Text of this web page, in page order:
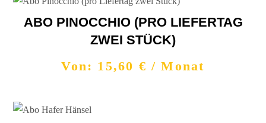
ABO PINOCCHIO (PRO LIEFERTAG
ZWEI STÜCK)
Von: 15,60 € / Monat